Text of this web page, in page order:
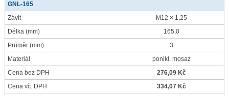
GNL-165
Závit
M12 × 1,25
Délka (mm)
165,0
Průměr (mm)
3
Materiál
ponikl. mosaz
Cena bez DPH
276,09 Kč
Cena vč. DPH
334,07 Kč